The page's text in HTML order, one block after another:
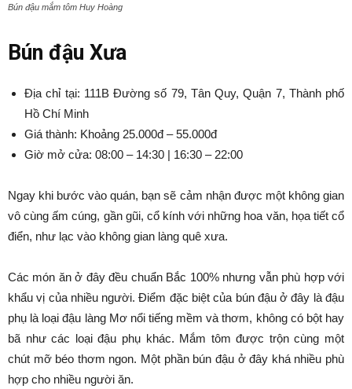
Bún đậu mắm tôm Huy Hoàng
Bún đậu Xưa
Địa chỉ tại: 111B Đường số 79, Tân Quy, Quận 7, Thành phố
Hồ Chí Minh
Giá thành: Khoảng 25.000đ – 55.000đ
Giờ mở cửa: 08:00 – 14:30 | 16:30 – 22:00
Ngay khi bước vào quán, bạn sẽ cảm nhận được một không gian
vô cùng ấm cúng, gần gũi, cổ kính với những hoa văn, họa tiết cổ
điển, như lạc vào không gian làng quê xưa.
Các món ăn ở đây đều chuẩn Bắc 100% nhưng vẫn phù hợp với
khẩu vị của nhiều người. Điểm đặc biệt của bún đậu ở đây là đậu
phụ là loại đậu làng Mơ nổi tiếng mềm và thơm, không có bột hay
bã như các loại đậu phụ khác. Mắm tôm được trộn cùng một
chút mỡ béo thơm ngon. Một phần bún đậu ở đây khá nhiều phù
hợp cho nhiều người ăn.